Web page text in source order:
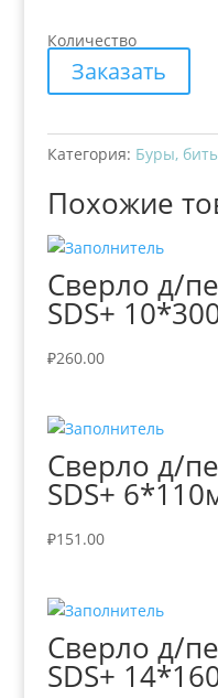
Количество
Заказать
Категория: Буры,
Похожие
Сверло д/
SDS+
₽260.00
Сверло д/
SDS+
₽151.00
Сверло д/
SDS+